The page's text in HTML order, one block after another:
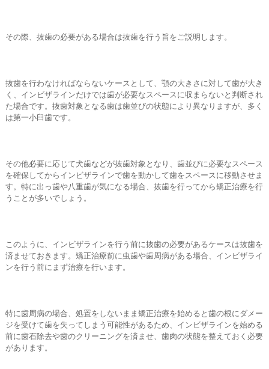
その際、抜歯の必要がある場合は抜歯を行う旨をご説明します。
抜歯を行わなければならないケースとして、顎の大きさに対して歯が大き
く、インビザラインだけでは歯が必要なスペースに収まらないと判断され
た場合です。抜歯対象となる歯は歯並びの状態により異なりますが、多く
は第一小臼歯です。
その他必要に応じて犬歯などが抜歯対象となり、歯並びに必要なスペース
を確保してからインビザラインで歯を動かして歯をスペースに移動させま
す。特に出っ歯や八重歯が気になる場合、抜歯を行ってから矯正治療を行
うことが多いでしょう。
このように、インビザラインを行う前に抜歯の必要があるケースは抜歯を
済ませておきます。矯正治療前に虫歯や歯周病がある場合、インビザライ
ンを行う前にまず治療を行います。
特に歯周病の場合、処置をしないまま矯正治療を始めると歯の根にダメー
ジを受けて歯を失ってしまう可能性があるため、インビザラインを始める
前に歯石除去や歯のクリーニングを済ませ、歯肉の状態を整えておく必要
があります。